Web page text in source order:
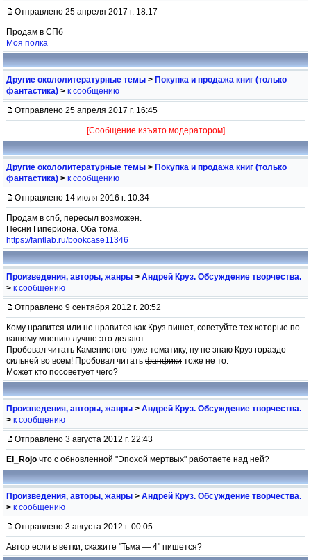
Отправлено 25 апреля 2017 г. 18:17
Продам в СПб
Моя полка
Другие окололитературные темы > Покупка и продажа книг (только
фантастика) > к сообщению
Отправлено 25 апреля 2017 г. 16:45
[Сообщение изъято модератором]
Другие окололитературные темы > Покупка и продажа книг (только
фантастика) > к сообщению
Отправлено 14 июля 2016 г. 10:34
Продам в спб, пересыл возможен.
Песни Гипериона. Оба тома.
https://fantlab.ru/bookcase11346
Произведения, авторы, жанры > Андрей Круз. Обсуждение творчества.
> к сообщению
Отправлено 9 сентября 2012 г. 20:52
Кому нравится или не нравится как Круз пишет, советуйте тех которые по
вашему мнению лучше это делают.
Пробовал читать Каменистого туже тематику, ну не знаю Круз гораздо
сильней во всем! Пробовал читать фанфики тоже не то.
Может кто посоветует чего?
Произведения, авторы, жанры > Андрей Круз. Обсуждение творчества.
> к сообщению
Отправлено 3 августа 2012 г. 22:43
El_Rojo что с обновленной "Эпохой мертвых" работаете над ней?
Произведения, авторы, жанры > Андрей Круз. Обсуждение творчества.
> к сообщению
Отправлено 3 августа 2012 г. 00:05
Автор если в ветки, скажите "Тьма — 4" пишется?